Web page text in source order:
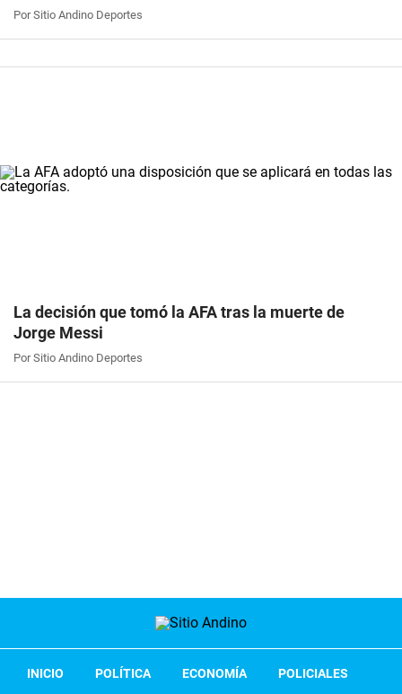
Por Sitio Andino Deportes
La decisión que tomó la AFA tras la muerte de
Jorge Messi
Por Sitio Andino Deportes
INICIO POLÍTICA ECONOMÍA
POLICIALES